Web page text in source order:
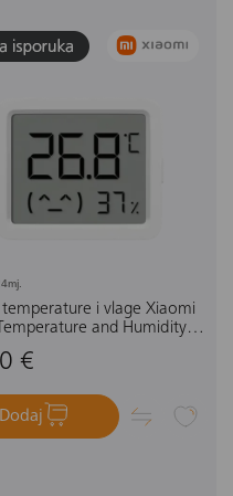
temperature i vlage Xiaomi
and Humidity
€
Dodaj